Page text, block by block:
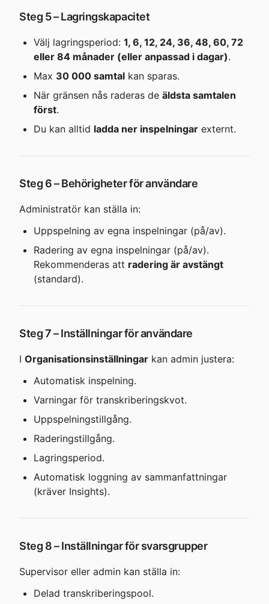
Steg 5 – Lagringskapacitet
Välj lagringsperiod: 1, 6, 12, 24, 36, 48, 60, 72
eller 84 månader (eller anpassad i dagar).
Max 30 000 samtal kan sparas.
När gränsen nås raderas de äldsta samtalen
först.
Du kan alltid ladda ner inspelningar externt.
Steg 6 – Behörigheter för användare
Administratör kan ställa in:
Uppspelning av egna inspelningar (på/av).
Radering av egna inspelningar (på/av).
Rekommenderas att radering är avstängt
(standard).
Steg 7 – Inställningar för användare
I Organisationsinställningar kan admin justera:
Automatisk inspelning.
Varningar för transkriberingskvot.
Uppspelningstillgång.
Raderingstillgång.
Lagringsperiod.
Automatisk loggning av sammanfattningar
(kräver Insights).
Steg 8 – Inställningar för svarsgrupper
Supervisor eller admin kan ställa in:
Delad transkriberingspool.